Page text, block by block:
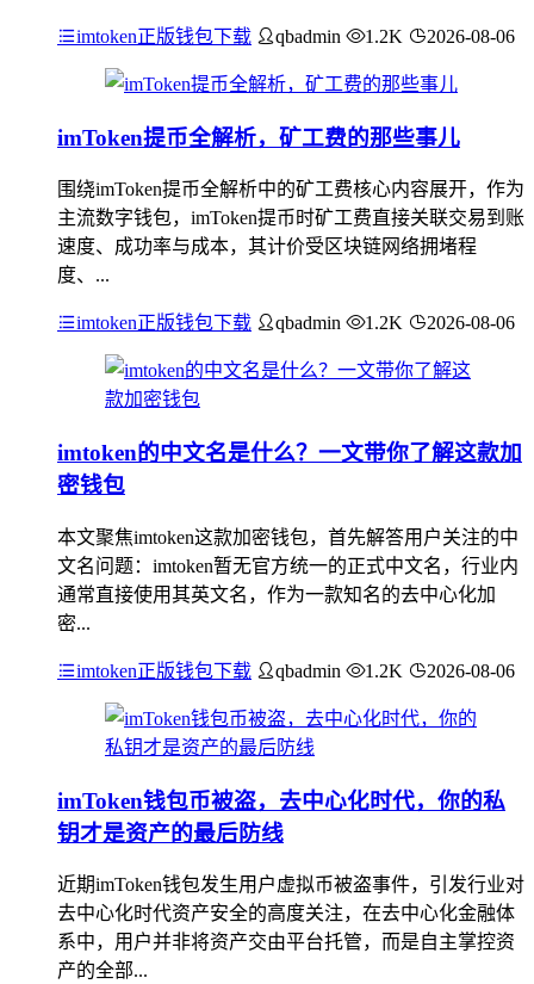
imtoken正版钱包下载 qbadmin 1.2K 2026-08-06
imToken提币全解析，矿工费的那些事儿
围绕imToken提币全解析中的矿工费核心内容展开，作为
主流数字钱包，imToken提币时矿工费直接关联交易到账
速度、成功率与成本，其计价受区块链网络拥堵程
度、...
imtoken正版钱包下载 qbadmin 1.2K 2026-08-06
imtoken的中文名是什么？一文带你了解这款加
密钱包
本文聚焦imtoken这款加密钱包，首先解答用户关注的中
文名问题：imtoken暂无官方统一的正式中文名，行业内
通常直接使用其英文名，作为一款知名的去中心化加
密...
imtoken正版钱包下载 qbadmin 1.2K 2026-08-06
imToken钱包币被盗，去中心化时代，你的私
钥才是资产的最后防线
近期imToken钱包发生用户虚拟币被盗事件，引发行业对
去中心化时代资产安全的高度关注，在去中心化金融体
系中，用户并非将资产交由平台托管，而是自主掌控资
产的全部...